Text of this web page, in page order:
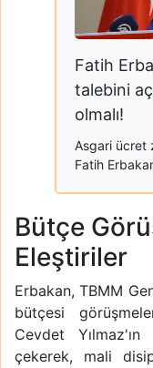
Fatih
talebini
olmalı!
Asgari ücret
Fatih
Bütçe
Eleştiriler
Erbakan, TBMM
bütçesi
Cevdet
çekerek, mali